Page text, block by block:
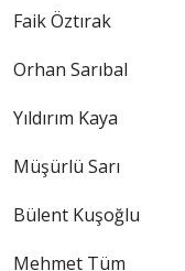
Faik Öztırak
Orhan Sarıbal
Yıldırım Kaya
Müşürlü Sarı
Bülent Kuşoğlu
Mehmet Tüm